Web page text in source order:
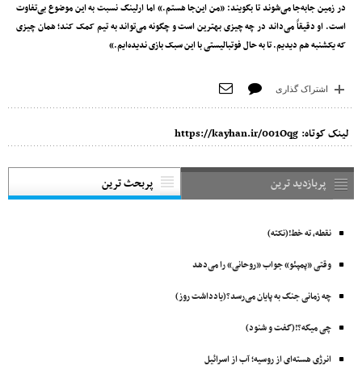
در زمین جابه‌جا می‌شوند تا بگویند: «من این‌جا هستم.» اما ارلینگ نسبت به این موضوع بی‌تفاوت
است. او دقیقاً می‌داند در چه چیزی بهترین است و چگونه می‌تواند به تیم کمک کند؛ همان چیزی
که یکشنبه هم دیدیم. تا به حال فوتبالیستی با این سبک بازی ندیده‌ایم.»
اشتراک گذاری
لینک کوتاه: https://kayhan.ir/001Oqg
پربازدید ترین پربحث ترین
نقطه، ته خط!(نکته)
وقتی «پمپئو» جواب «روحانی» را می‌دهد
چه زمانی جنگ به پایان می‌رسد؟(یادداشت روز)
چی میگه؟!(گفت و شنود)
انرژی هسته‌ای از روسیه؛ آب از اسرائیل